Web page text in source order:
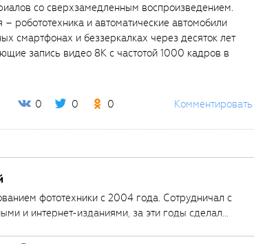
со сверхзамедленным воспроизведением.
робототехника и автоматические автомобили
смартфонах и беззеркалках через десяток лет
запись видео 8К с частотой 1000 кадров в
0 0 0 Комментировать
фототехники с 2004 года. Сотрудничал с
и интернет-изданиями, за эти годы сделал